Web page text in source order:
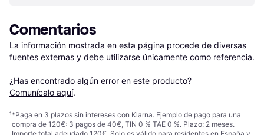
Comentarios
La información mostrada en esta página procede de diversas
fuentes externas y debe utilizarse únicamente como referencia.
¿Has encontrado algún error en este producto?
Comunícalo aquí.
¹*Paga en 3 plazos sin intereses con Klarna. Ejemplo de pago para una
compra de 120€: 3 pagos de 40€, TIN 0 % TAE 0 %. Plazo: 2 meses.